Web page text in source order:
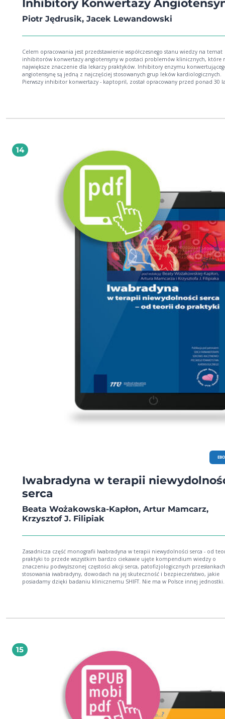
Inhibitory Konwertazy
Piotr Jędrusik, Jacek Lewandowski
Celem opracowania jest przedstawienie współczesnego stanu wiedzy na temat
inhibitorów konwertazy angiotensyny w postaci problemów klinicznych, które
największe znaczenie dla lekarzy praktyków. Inhibitory enzymu
angiotensynę są jedną z najczęściej stosowanych grup leków kardiologicznych.
Pierwszy inhibitor konwertazy - kaptopril, został opracowany przed ponad 30
14
Iwabradyna w terapii
serca
Beata Wożakowska-Kapłon, Artur Mamcarz,
Krzysztof J. Filipiak
Zasadnicza część monografii Iwabradyna w terapii niewydolności serca - od
praktyki to przede wszystkim bardzo ciekawie ujęte kompendium wiedzy o
znaczeniu podwyższonej częstości akcji serca, patofizjologicznych przesłankach
stosowania iwabradyny, dowodach na jej skuteczność i bezpieczeństwo, jakie
posiadamy dzięki badaniu klinicznemu SHIFT. Nie ma w Polsce innej jednostki
praktyczne stosowania iwabradyny w nowoczesnej terapii niewydolności serca.
15